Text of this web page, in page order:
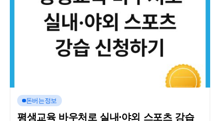
돈버는정보
평생교육 바우처로 실내·야외 스포츠 강습